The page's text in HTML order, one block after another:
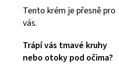
Tento krém je přesně pro
vás.
Trápí vás tmavé kruhy
nebo otoky pod očima?